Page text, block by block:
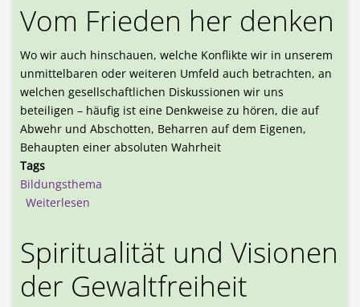
Vom Frieden her denken
Wo wir auch hinschauen, welche Konflikte wir in unserem
unmittelbaren oder weiteren Umfeld auch betrachten, an
welchen gesellschaftlichen Diskussionen wir uns
beteiligen – häufig ist eine Denkweise zu hören, die auf
Abwehr und Abschotten, Beharren auf dem Eigenen,
Behaupten einer absoluten Wahrheit
Tags
Bildungsthema
Weiterlesen
Spiritualität und Visionen
der Gewaltfreiheit